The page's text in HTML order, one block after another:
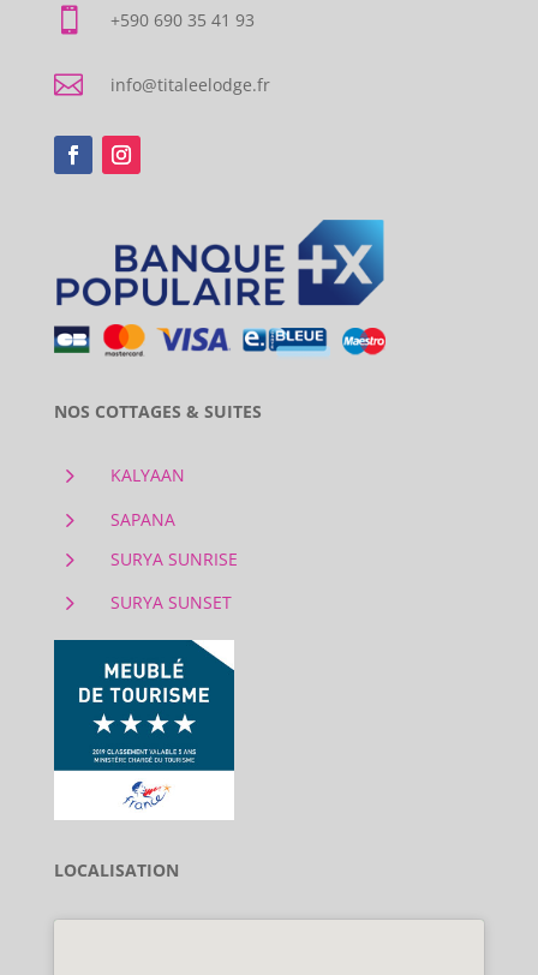
 +590 690 35 41 93
 info@titaleelodge.fr
NOS COTTAGES & SUITES
5 KALYAAN
5 SAPANA
5 SURYA SUNRISE
5 SURYA SUNSET
LOCALISATION